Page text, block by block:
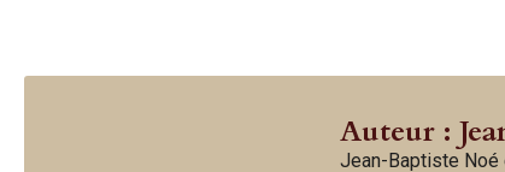
Auteur :
Jean-Baptiste Noé